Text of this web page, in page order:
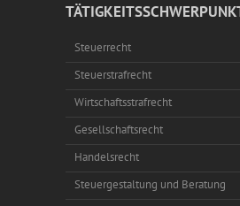
Steuerrecht
Steuerstrafrecht
Wirtschaftsstrafrecht
Gesellschaftsrecht
Handelsrecht
Steuergestaltung und Beratung